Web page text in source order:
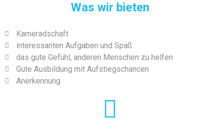
Was wir bieten
Kameradschaft
interessanten Aufgaben und Spaß
das gute Gefühl, anderen Menschen zu helfen
Gute Ausbildung mit Aufstiegschancen
Anerkennung